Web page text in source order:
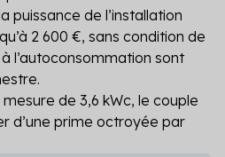
puissance de l’installation
2 600 €, sans condition de
l’autoconsommation sont
de 3,6 kWc, le couple
d’une prime octroyée par